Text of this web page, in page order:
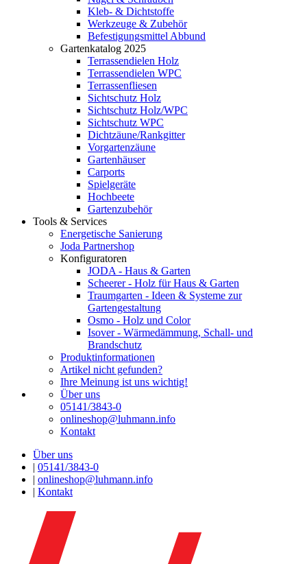
Kleb- & Dichtstoffe
Werkzeuge & Zubehör
Befestigungsmittel Abbund
Gartenkatalog 2025
Terrassendielen Holz
Terrassendielen WPC
Terrassenfliesen
Sichtschutz Holz
Sichtschutz Holz/WPC
Sichtschutz WPC
Dichtzäune/Rankgitter
Vorgartenzäune
Gartenhäuser
Carports
Spielgeräte
Hochbeete
Gartenzubehör
Tools & Services
Energetische Sanierung
Joda Partnershop
Konfiguratoren
JODA - Haus & Garten
Scheerer - Holz für Haus & Garten
Traumgarten - Ideen & Systeme zur
Gartengestaltung
Osmo - Holz und Color
Isover - Wärmedämmung, Schall- und
Brandschutz
Produktinformationen
Artikel nicht gefunden?
Ihre Meinung ist uns wichtig!
Über uns
05141/3843-0
onlineshop@luhmann.info
Kontakt
Über uns
| 05141/3843-0
| onlineshop@luhmann.info
| Kontakt